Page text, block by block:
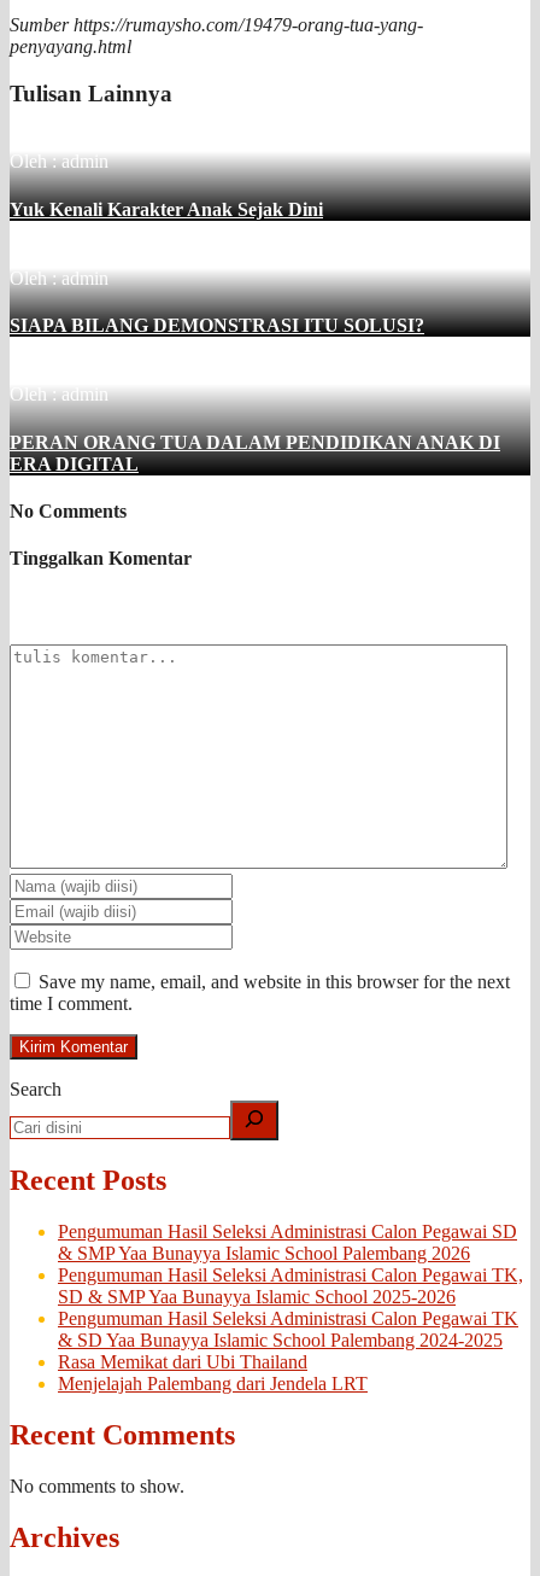
Sumber https://rumaysho.com/19479-orang-tua-yang-
penyayang.html
Tulisan Lainnya
Oleh : admin
Yuk Kenali Karakter Anak Sejak Dini
Oleh : admin
SIAPA BILANG DEMONSTRASI ITU SOLUSI?
Oleh : admin
PERAN ORANG TUA DALAM PENDIDIKAN ANAK DI
ERA DIGITAL
No Comments
Tinggalkan Komentar
Save my name, email, and website in this browser for the next
time I comment.
Search
Recent Posts
Pengumuman Hasil Seleksi Administrasi Calon Pegawai SD
& SMP Yaa Bunayya Islamic School Palembang 2026
Pengumuman Hasil Seleksi Administrasi Calon Pegawai TK,
SD & SMP Yaa Bunayya Islamic School 2025-2026
Pengumuman Hasil Seleksi Administrasi Calon Pegawai TK
& SD Yaa Bunayya Islamic School Palembang 2024-2025
Rasa Memikat dari Ubi Thailand
Menjelajah Palembang dari Jendela LRT
Recent Comments
No comments to show.
Archives